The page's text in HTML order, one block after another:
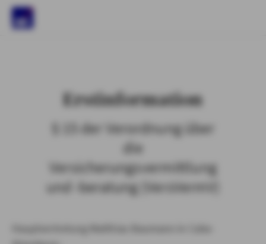
Erstinformation
§ 15 der Verordnung über
die
Versicherungsvermittlung
und -beratung (VersVermV)